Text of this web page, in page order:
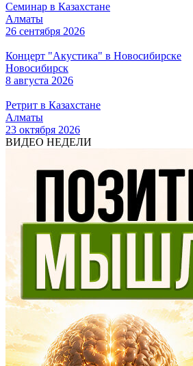
Семинар в Казахстане
Алматы
26 сентября 2026
Концерт "Акустика" в Новосибирске
Новосибирск
8 августа 2026
Ретрит в Казахстане
Алматы
23 октября 2026
ВИДЕО НЕДЕЛИ